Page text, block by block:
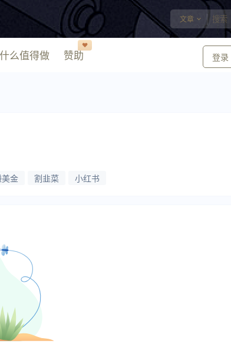
文章
登录
什么值得做 赞助
❤️
美金 割韭菜 小红书